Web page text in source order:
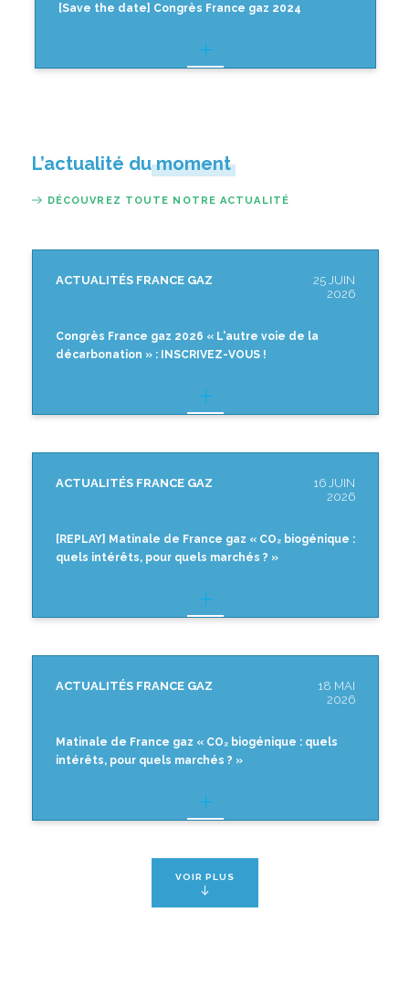
[Save the date] Congrès France gaz 2024
L’actualité du moment
DÉCOUVREZ TOUTE NOTRE ACTUALITÉ
ACTUALITÉS FRANCE GAZ
25 JUIN
2026
Congrès France gaz 2026 « L'autre voie de la
décarbonation » : INSCRIVEZ-VOUS !
ACTUALITÉS FRANCE GAZ
16 JUIN
2026
[REPLAY] Matinale de France gaz « CO₂ biogénique :
quels intérêts, pour quels marchés ? »
ACTUALITÉS FRANCE GAZ
18 MAI
2026
Matinale de France gaz « CO₂ biogénique : quels
intérêts, pour quels marchés ? »
VOIR PLUS